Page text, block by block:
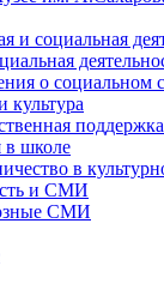
и социальная
о социальном
культура
в школе
в
и СМИ
СМИ